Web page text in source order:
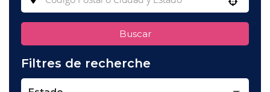
Buscar
Filtres de recherche